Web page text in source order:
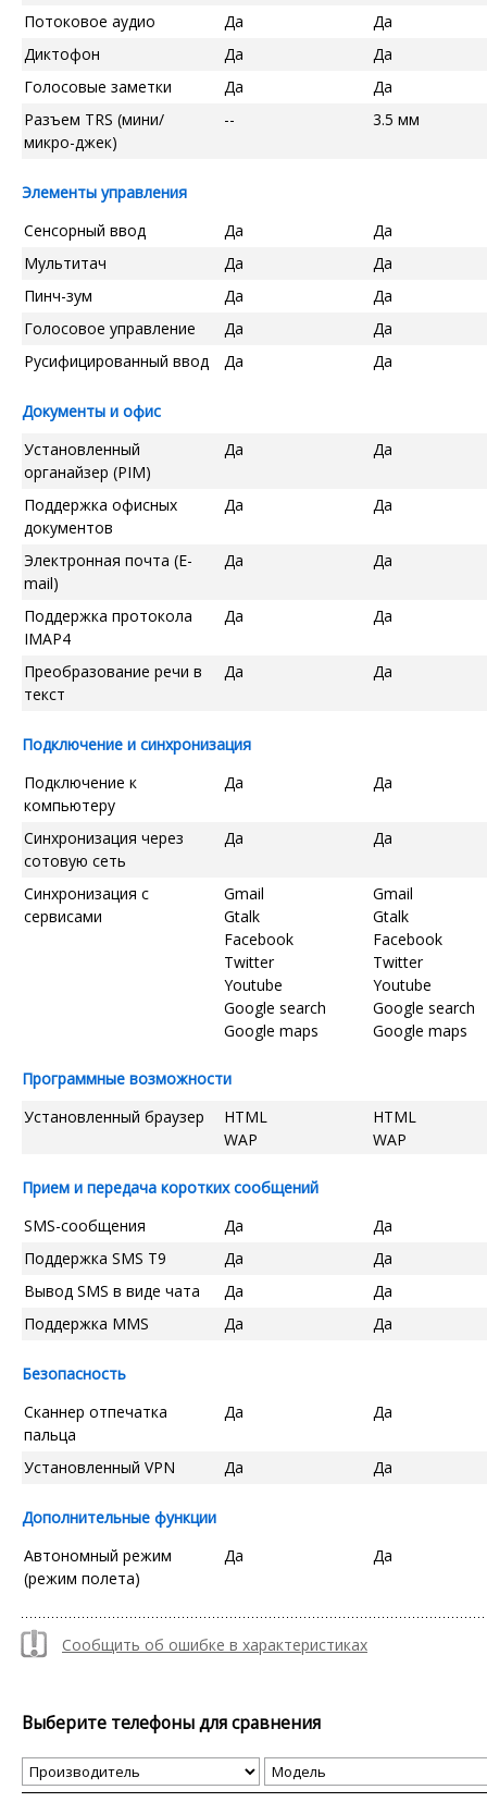
Потоковое аудио Да
Да
Диктофон
Да
Да
Голосовые заметки
Да
Да
Разъем TRS (мини/
микро-джек)
-- 3.5 мм
Элементы управления
Сенсорный ввод
Да
Да
Мультитач
Да
Да
Пинч-зум
Да
Да
Голосовое управление
Да
Да
Русифицированный ввод
Да Да
Документы и офис
Установленный
органайзер (PIM)
Да Да
Поддержка офисных
документов
Да Да
Электронная почта (E-
mail)
Да Да
Поддержка протокола
IMAP4
Да Да
Преобразование речи в
текст
Да Да
Подключение и синхронизация
Подключение к
компьютеру
Да Да
Синхронизация через
сотовую сеть
Да Да
Синхронизация с
сервисами
Gmail
Gtalk
Facebook
Twitter
Youtube
Google search
Google maps
Gmail
Gtalk
Facebook
Twitter
Youtube
Google search
Google maps
Программные возможности
Установленный браузер
HTML
WAP
HTML
WAP
Прием и передача коротких сообщений
SMS-сообщения
Да
Да
Поддержка SMS T9
Да
Да
Вывод SMS в виде чата
Да
Да
Поддержка MMS
Да Да
Безопасность
Сканнер отпечатка
пальца
Да Да
Установленный VPN Да Да
Дополнительные функции
Автономный режим
(режим полета)
Да Да
Сообщить об ошибке в характеристиках
Выберите телефоны для сравнения